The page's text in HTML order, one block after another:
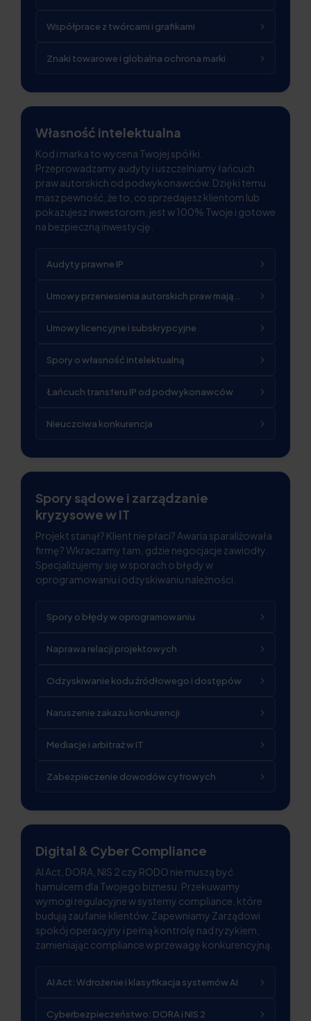
Współprace z twórcami i grafikami
Znaki towarowe i globalna ochrona marki
Własność intelektualna
Kod i marka to wycena Twojej spółki.
Przeprowadzamy audyty i uszczelniamy łańcuch
praw autorskich od podwykonawców. Dzięki temu
masz pewność, że to, co sprzedajesz klientom lub
pokazujesz inwestorom, jest w 100% Twoje i gotowe
na bezpieczną inwestycję.
Audyty prawne IP
Umowy przeniesienia autorskich praw majątkowych
Umowy licencyjne i subskrypcyjne
Spory o własność intelektualną
Łańcuch transferu IP od podwykonawców
Nieuczciwa konkurencja
Spory sądowe i zarządzanie
kryzysowe w IT
Projekt stanął? Klient nie płaci? Awaria sparaliżowała
firmę? Wkraczamy tam, gdzie negocjacje zawiodły.
Specjalizujemy się w sporach o błędy w
oprogramowaniu i odzyskiwaniu należności.
Spory o błędy w oprogramowaniu
Naprawa relacji projektowych
Odzyskiwanie kodu źródłowego i dostępów
Naruszenie zakazu konkurencji
Mediacje i arbitraż w IT
Zabezpieczenie dowodów cyfrowych
Digital & Cyber Compliance
AI Act, DORA, NIS 2 czy RODO nie muszą być
hamulcem dla Twojego biznesu. Przekuwamy
wymogi regulacyjne w systemy compliance, które
budują zaufanie klientów. Zapewniamy Zarządowi
spokój operacyjny i pełną kontrolę nad ryzykiem,
zamieniając compliance w przewagę konkurencyjną.
AI Act: Wdrożenie i klasyfikacja systemów AI
Cyberbezpieczeństwo: DORA i NIS 2